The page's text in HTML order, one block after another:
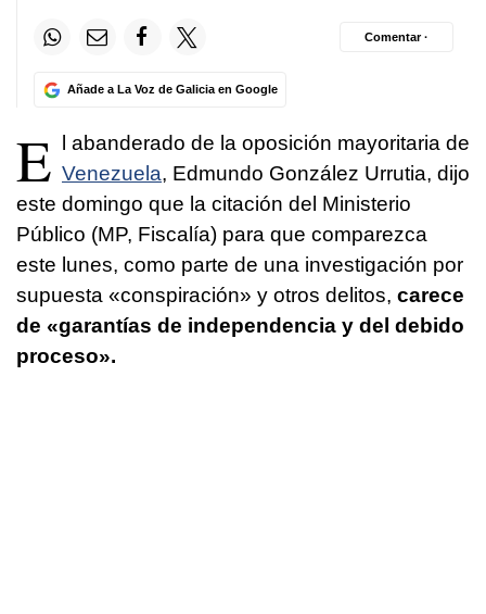
Añade a La Voz de Galicia en Google
Comentar ·
E
l abanderado de la oposición mayoritaria de
Venezuela, Edmundo González Urrutia, dijo
este domingo que la citación del Ministerio
Público (MP, Fiscalía) para que comparezca
este lunes, como parte de una investigación por
supuesta «conspiración» y otros delitos, carece
de «garantías de independencia y del debido
proceso».